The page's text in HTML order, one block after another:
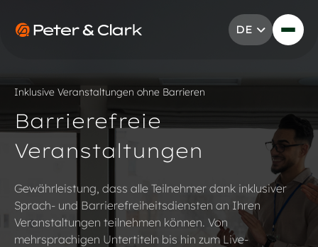
DE
Inklusive Veranstaltungen ohne Barrieren
Barrierefreie
Veranstaltungen
Gewährleistung, dass alle Teilnehmer dank inklusiver
Sprach- und Barrierefreiheitsdiensten an Ihren
Veranstaltungen teilnehmen können. Von
mehrsprachigen Untertiteln bis hin zum Live-